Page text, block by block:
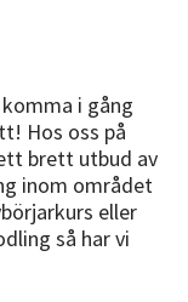
i gång
Hos oss på
brett utbud av
inom området
eller
så har vi